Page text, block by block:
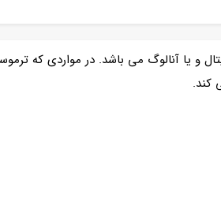
و یا آنالوگ می باشد. در مواردی که
کند.